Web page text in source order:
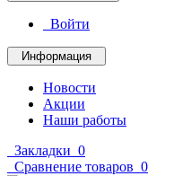
Войти
Информация
Новости
Акции
Наши работы
Закладки 0
Сравнение товаров 0